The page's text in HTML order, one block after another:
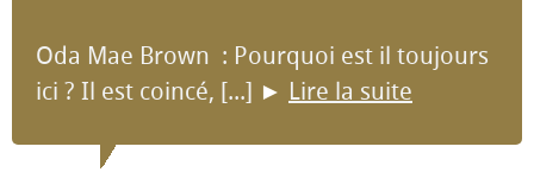
Oda Mae Brown : Pourquoi est il toujours
ici ? Il est coincé, [...] ► Lire la suite